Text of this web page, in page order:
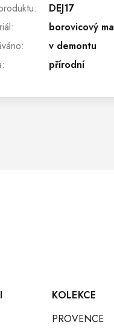
:
DEJ17
:
borovicový
:
v demontu
: přírodní
KOLEKCE
PROVENCE